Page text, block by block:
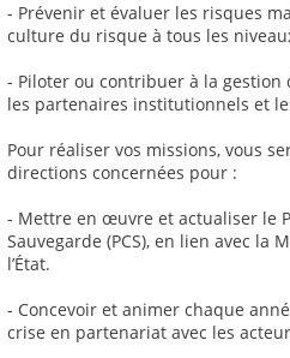
- Prévenir et évaluer les risques
culture du risque à tous les
- Piloter ou contribuer à la gestion
les partenaires institutionnels et
Pour réaliser vos missions, vous
directions concernées pour :
- Mettre en œuvre et actualiser le
Sauvegarde (PCS), en lien avec la
l’État.
- Concevoir et animer chaque
crise en partenariat avec les